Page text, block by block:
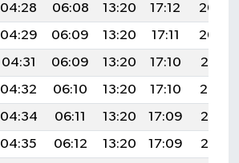
04:28 06:08 13:20 17:12
20:23
04:29 06:09 13:20 17:11
20:22
04:31 06:09 13:20 17:10
20:21
04:32 06:10 13:20 17:10
20:19
04:34 06:11 13:20 17:09
20:18
04:35 06:12 13:20 17:09
20:17